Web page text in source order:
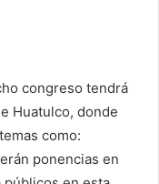
congreso tendrá
Huatulco, donde
como:
ponencias en